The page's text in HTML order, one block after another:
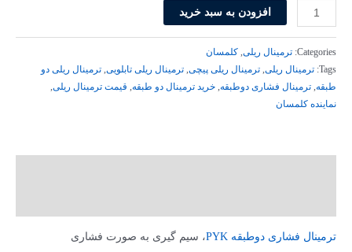
ترمینال
فشاری
دو
طبقه
PYK
2.5_M2F
افزودن به سبد خرید
Categories: ترمینال ریلی کلمسان
Tags: ترمینال ریلی ترمینال ریلی پیچی ترمینال ریلی تابلویی ترمینال ریلی دو
طبقه ترمینال فشاری دوطبقه خرید ترمینال دو طبقه قیمت ترمینال ریلی
نماینده کلمسان
ترمینال فشاری دوطبقه PYK ، سیم­ گیری به صورت فشاری